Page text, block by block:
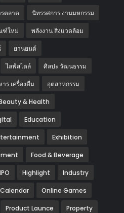
ตลาด นิทรรศการ งานมหกรรม
ฑ์ใหม่ พลังงาน สิ่งแวดล้อม
‎ยานยนต์‎
ไลฟ์สไตล์ ศิลปะ วัฒนธรรม
าร เครื่องดื่ม อุตสาหกรรม
& Health
Education
Exhibition
Food & Beverage
Highlight Industry
Online Games
Product Launce Property